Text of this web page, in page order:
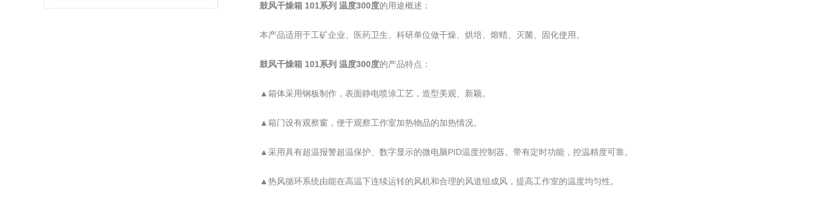
鼓风干燥箱 101系列 温度300度的用途概述：
本产品适用于工矿企业、医药卫生、科研单位做干燥、烘培、熔蜡、灭菌、固化使用。
鼓风干燥箱 101系列 温度300度的产品特点：
▲箱体采用钢板制作，表面静电喷涂工艺，造型美观、新颖。
▲箱门设有观察窗，便于观察工作室加热物品的加热情况。
▲采用具有超温报警超温保护、数字显示的微电脑PID温度控制器。带有定时功能，控温精度可靠。
▲热风循环系统由能在高温下连续运转的风机和合理的风道组成风，提高工作室的温度均匀性。